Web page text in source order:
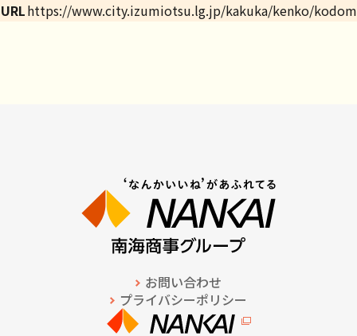
URLhttps://www.city.izumiotsu.lg.jp/kakuka/kenko/
お問い合わせ
プライバシーポリシー